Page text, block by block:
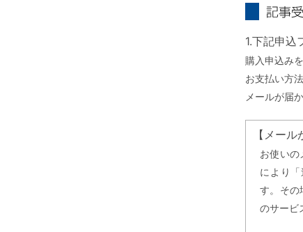
1.下記申込
購入申込み
お支払い方
メールが届
【メール
お使いの
により
す。その
のサービ